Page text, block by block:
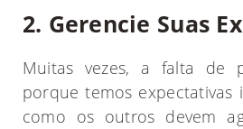
2. Gerencie Suas
Muitas vezes, a falta de
porque temos expectativas
como os outros devem